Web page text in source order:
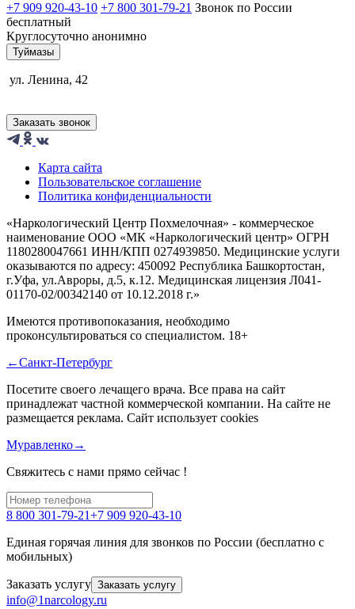
+7 909 920-43-10 +7 800 301-79-21 Звонок по России
бесплатный
Круглосуточно анонимно
Туймазы
ул. Ленина, 42
Заказать звонок
Карта сайта
Пользовательское соглашение
Политика конфиденциальности
«Наркологический Центр Похмелочная» - коммерческое
наименование ООО «МК «Наркологический центр» ОГРН
1180280047661 ИНН/КПП 0274939850. Медицинские услуги
оказываются по адресу: 450092 Республика Башкортостан,
г.Уфа, ул.Авроры, д.5, к.12. Медицинская лицензия Л041-
01170-02/00342140 от 10.12.2018 г.»
Имеются противопоказания, необходимо
проконсультироваться со специалистом. 18+
←Санкт-Петербург
Посетите своего лечащего врача. Все права на сайт
принадлежат частной коммерческой компании. На сайте не
размещается реклама. Сайт использует cookies
Муравленко→
Свяжитесь с нами прямо сейчас !
8 800 301-79-21+7 909 920-43-10
Единая горячая линия для звонков по России (бесплатно с
мобильных)
Заказать услугу Заказать услугу
info@1narcology.ru